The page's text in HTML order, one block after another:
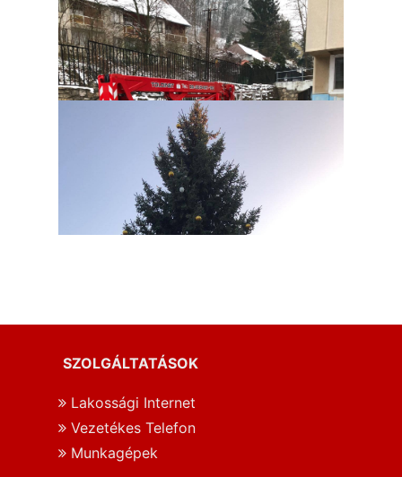
SZOLGÁLTATÁSOK
Lakossági Internet
Vezetékes Telefon
Munkagépek